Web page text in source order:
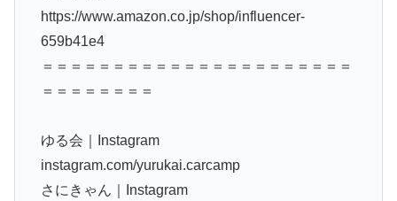
https://www.amazon.co.jp/shop/influencer-
659b41e4
＝＝＝＝＝＝＝＝＝＝＝＝＝＝＝＝＝＝＝＝＝＝
＝＝＝＝＝＝＝＝
ゆる会｜Instagram
instagram.com/yurukai.carcamp
さにきゃん｜Instagram